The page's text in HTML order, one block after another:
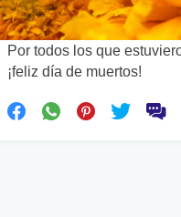
Por todos los que
¡feliz día de muertos!